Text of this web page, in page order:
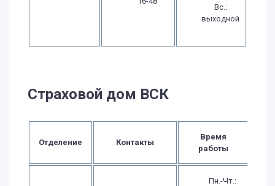
Вс.:
выходной
Страховой дом ВСК
Отделение Контакты
Время
работы
Пн.-Чт.: